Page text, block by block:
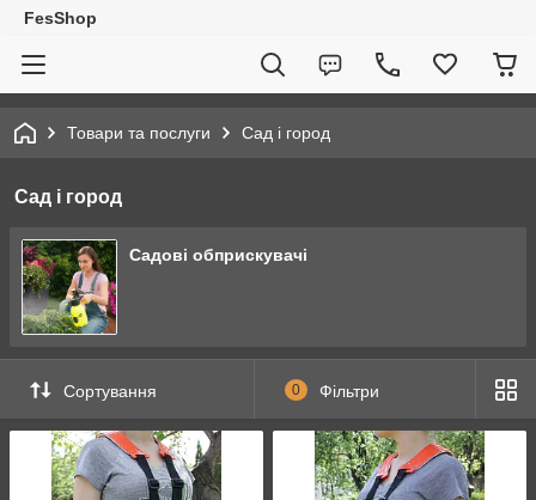
FesShop
Товари та послуги Сад і город
Сад і город
Садові обприскувачі
Сортування 0 Фільтри